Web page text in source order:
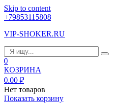
Skip to content
+79853115808
VIP-SHOKER.RU
0
КОЗРИНА
0.00 ₽
Нет товаров
Показать корзину